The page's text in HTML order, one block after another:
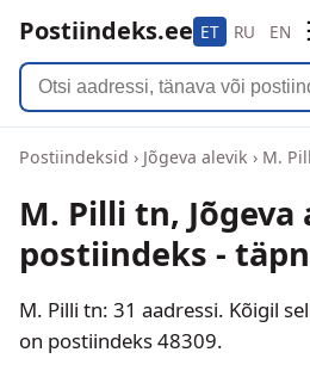
Postiindeks.ee ET RU EN
Postiindeksid › Jõgeva alevik › M.
M. Pilli tn, Jõgeva
postiindeks -
M. Pilli tn: 31 aadressi. Kõigil
on postiindeks 48309.